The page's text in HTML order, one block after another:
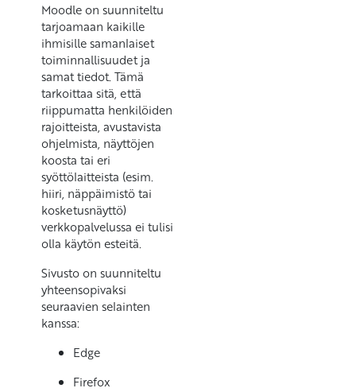
Moodle on suunniteltu
tarjoamaan kaikille
ihmisille samanlaiset
toiminnallisuudet ja
samat tiedot. Tämä
tarkoittaa sitä, että
riippumatta henkilöiden
rajoitteista, avustavista
ohjelmista, näyttöjen
koosta tai eri
syöttölaitteista (esim.
hiiri, näppäimistö tai
kosketusnäyttö)
verkkopalvelussa ei tulisi
olla käytön esteitä.
Sivusto on suunniteltu
yhteensopivaksi
seuraavien selainten
kanssa:
Edge
Firefox